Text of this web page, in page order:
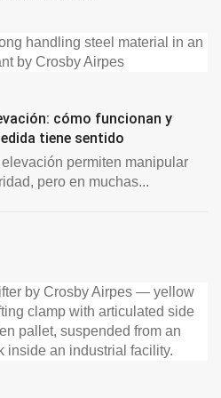
cómo funcionan y
tiene sentido
permiten manipular
pero en muchas...